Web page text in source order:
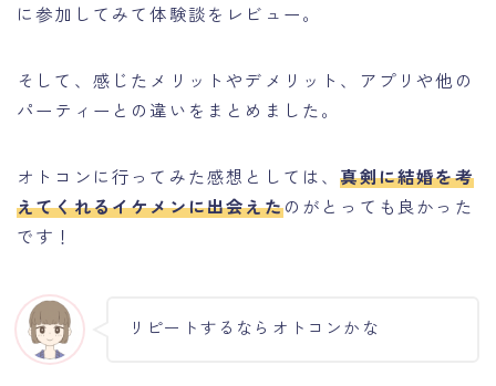
に参加してみて体験談をレビュー。
そして、感じたメリットやデメリット、アプリや他の
パーティーとの違いをまとめました。
オトコンに行ってみた感想としては、真剣に結婚を考
えてくれるイケメンに出会えたのがとっても良かった
です！
リピートするならオトコンかな